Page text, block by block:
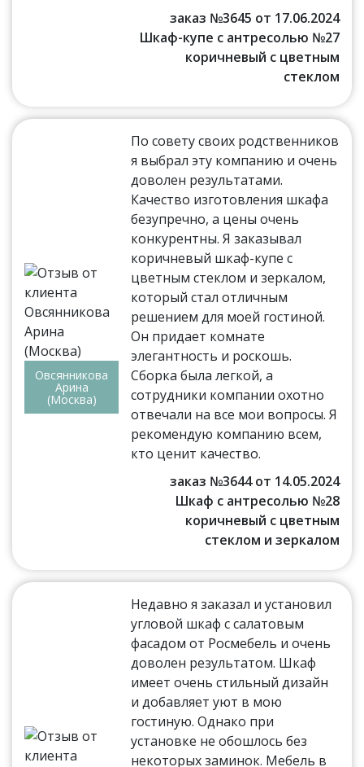
заказ №3645 от 17.06.2024
Шкаф-купе с антресолью №27
коричневый с цветным
стеклом
Овсянникова
Арина
(Москва)
По совету своих родственников
я выбрал эту компанию и очень
доволен результатами.
Качество изготовления шкафа
безупречно, а цены очень
конкурентны. Я заказывал
коричневый шкаф-купе с
цветным стеклом и зеркалом,
который стал отличным
решением для моей гостиной.
Он придает комнате
элегантность и роскошь.
Сборка была легкой, а
сотрудники компании охотно
отвечали на все мои вопросы. Я
рекомендую компанию всем,
кто ценит качество.
заказ №3644 от 14.05.2024
Шкаф с антресолью №28
коричневый с цветным
стеклом и зеркалом
Недавно я заказал и установил
угловой шкаф с салатовым
фасадом от Росмебель и очень
доволен результатом. Шкаф
имеет очень стильный дизайн
и добавляет уют в мою
гостиную. Однако при
установке не обошлось без
некоторых заминок. Мебель в